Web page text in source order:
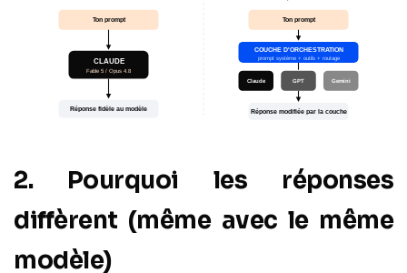
2. Pourquoi les réponses
diffèrent (même avec le même
modèle)